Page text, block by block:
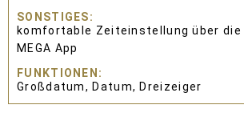
SONSTIGES
komfortable Zeiteinstellung über die
MEGA App
FUNKTIONEN
Großdatum, Datum, Dreizeiger